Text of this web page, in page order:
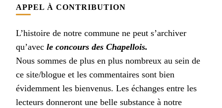
APPEL À CONTRIBUTION
L’histoire de notre commune ne peut s’archiver
qu’avec le concours des Chapellois.
Nous sommes de plus en plus nombreux au sein de
ce site/blogue et les commentaires sont bien
évidemment les bienvenus. Les échanges entre les
lecteurs donneront une belle substance à notre